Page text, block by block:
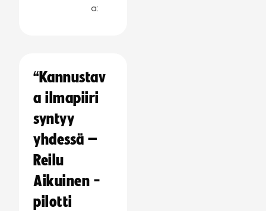
a:
“Kannustav
a ilmapiiri
syntyy
yhdessä –
Reilu
Aikuinen -
pilotti